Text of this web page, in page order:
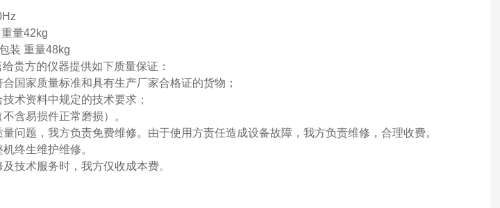
量42kg
装 重量48kg
贵方的仪器提供如下质量保证：
国家质量标准和具有生产厂家合格证的货物；
术资料中规定的技术要求；
含易损件正常磨损）。
问题，我方负责免费维修。由于使用方责任造成设备故障，我方负责维修，合理收费。
终生维护维修。
技术服务时，我方仅收成本费。